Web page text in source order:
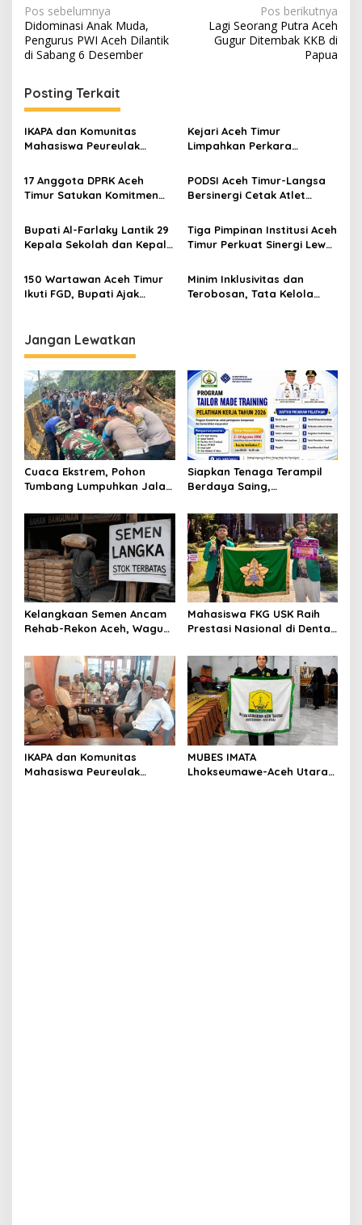
N
a
v
i
g
a
s
i
p
s
Pos sebelumnya
Didominasi Anak Muda,
Pengurus PWI Aceh Dilantik
di Sabang 6 Desember
Pos berikutnya
Lagi Seorang Putra Aceh
Gugur Ditembak KKB di
Papua
Posting Terkait
IKAPA dan Komunitas
Mahasiswa Peureulak
Peureulak Raya
Kejari Aceh Timur
Limpahkan Perkara
Pengadilan Negeri Idi
17 Anggota DPRK Aceh
Timur Satukan Komitmen
Raya
PODSI Aceh Timur-Langsa
Bersinergi Cetak Atlet
Bupati Al-Farlaky Lantik 29
Kepala Sekolah dan Kepala
Tiga Pimpinan Institusi Aceh
Timur Perkuat Sinergi Lewat
150 Wartawan Aceh Timur
Ikuti FGD, Bupati Ajak
Minim Inklusivitas dan
Terobosan, Tata Kelola
Jangan Lewatkan
Cuaca Ekstrem, Pohon
Tumbang Lumpuhkan Jalan
Blangpidie
Siapkan Tenaga Terampil
Berdaya Saing,
Tamiang Buka Pelatihan
Kerja 2026
Kelangkaan Semen Ancam
Rehab-Rekon Aceh, Wagub
Mahasiswa FKG USK Raih
Prestasi Nasional di Dental
IKAPA dan Komunitas
Mahasiswa Peureulak
MUBES IMATA
Lhokseumawe-Aceh Utara